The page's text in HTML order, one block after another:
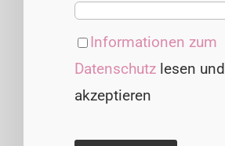
Informationen zum
Datenschutz lesen und
akzeptieren